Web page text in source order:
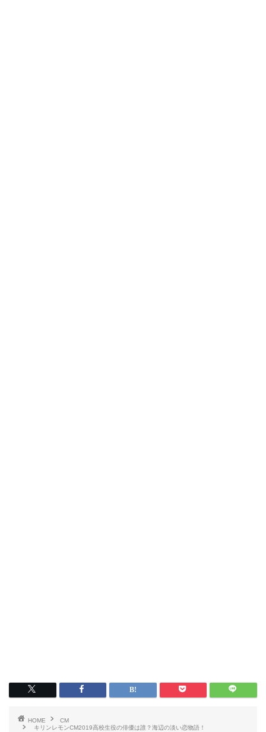
HOME
CM
キリンレモンCM2019高校生役の俳優は誰？海辺の淡い恋物語！